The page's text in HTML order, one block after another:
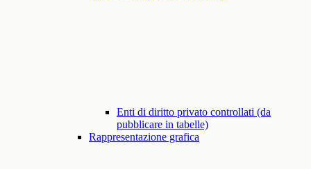
Enti di diritto privato controllati (da
pubblicare in tabelle)
Rappresentazione grafica